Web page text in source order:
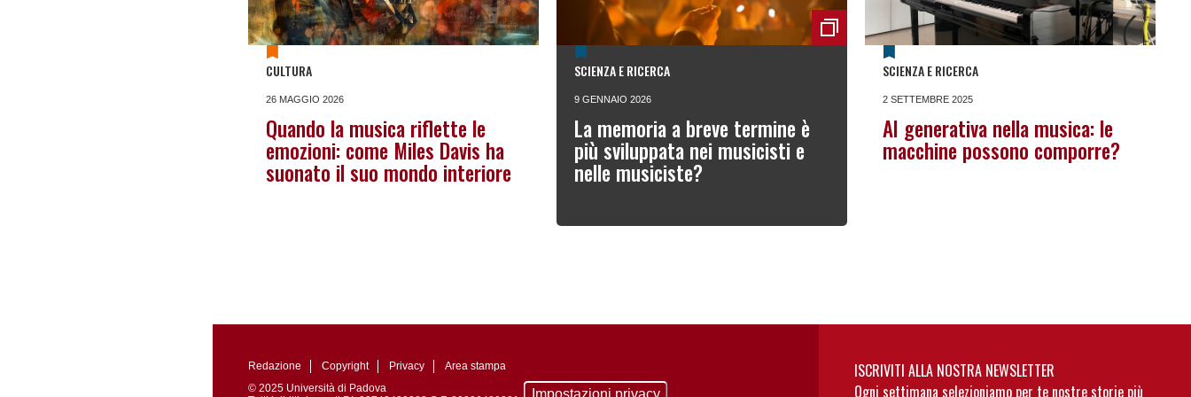
CULTURA
26 MAGGIO 2026
Quando la musica riflette le
emozioni: come Miles Davis ha
suonato il suo mondo interiore
SCIENZA E RICERCA
9 GENNAIO 2026
La memoria a breve termine è
più sviluppata nei musicisti e
nelle musiciste?
SCIENZA E RICERCA
2 SETTEMBRE 2025
AI generativa nella musica: le
macchine possono comporre?
ISCRIVITI ALLA NOSTRA NEWSLETTER
Ogni settimana selezioniamo per te nostre storie più
Redazione Copyright Privacy
Area stampa
© 2025 Università di Padova
Impostazioni privacy